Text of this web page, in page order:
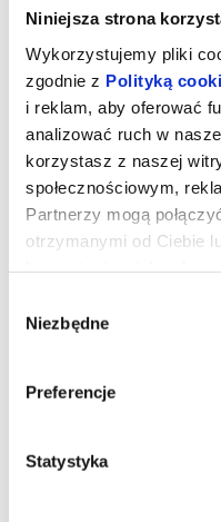
Niniejsza strona
Wykorzystujemy pliki
zgodnie z Polityką
i reklam, aby oferować
analizować ruch w
korzystasz z naszej
społecznościowym,
Partnerzy mogą
otrzymanymi od Ciebie
zgody
Niezbędne
Preferencje
Statystyka
*******